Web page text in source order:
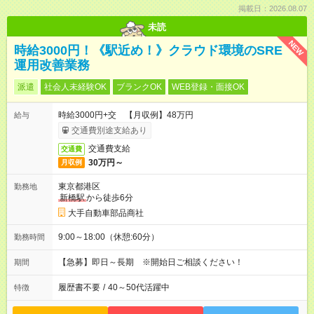
掲載日：2026.08.07
未読
NEW
時給3000円！《駅近め！》クラウド環境のSRE
運用改善業務
派遣 社会人未経験OK ブランクOK WEB登録・面接OK
給与
時給3000円+交 【月収例】48万円
交通費別途支給あり
交通費 交通費支給
月収例 30万円～
勤務地
東京都港区
新橋駅から徒歩6分
大手自動車部品商社
勤務時間 9:00～18:00（休憩:60分）
期間 【急募】即日～長期 ※開始日ご相談ください！
特徴 履歴書不要 / 40～50代活躍中